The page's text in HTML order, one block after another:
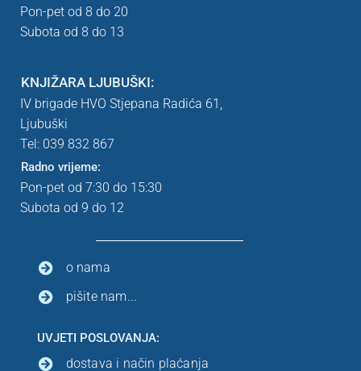
Pon-pet od 8 do 20
Subota od 8 do 13
KNJIŽARA LJUBUŠKI:
IV brigade HVO Stjepana Radića 61,
Ljubuški
Tel: 039 832 867
Radno vrijeme:
Pon-pet od 7:30 do 15:30
Subota od 9 do 12
o nama
pišite nam...
UVJETI POSLOVANJA:
dostava i način plaćanja